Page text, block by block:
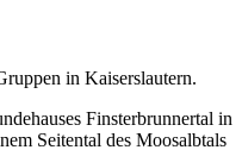
in Kaiserslautern.
Finsterbrunnertal in
Seitental des Moosalbtals